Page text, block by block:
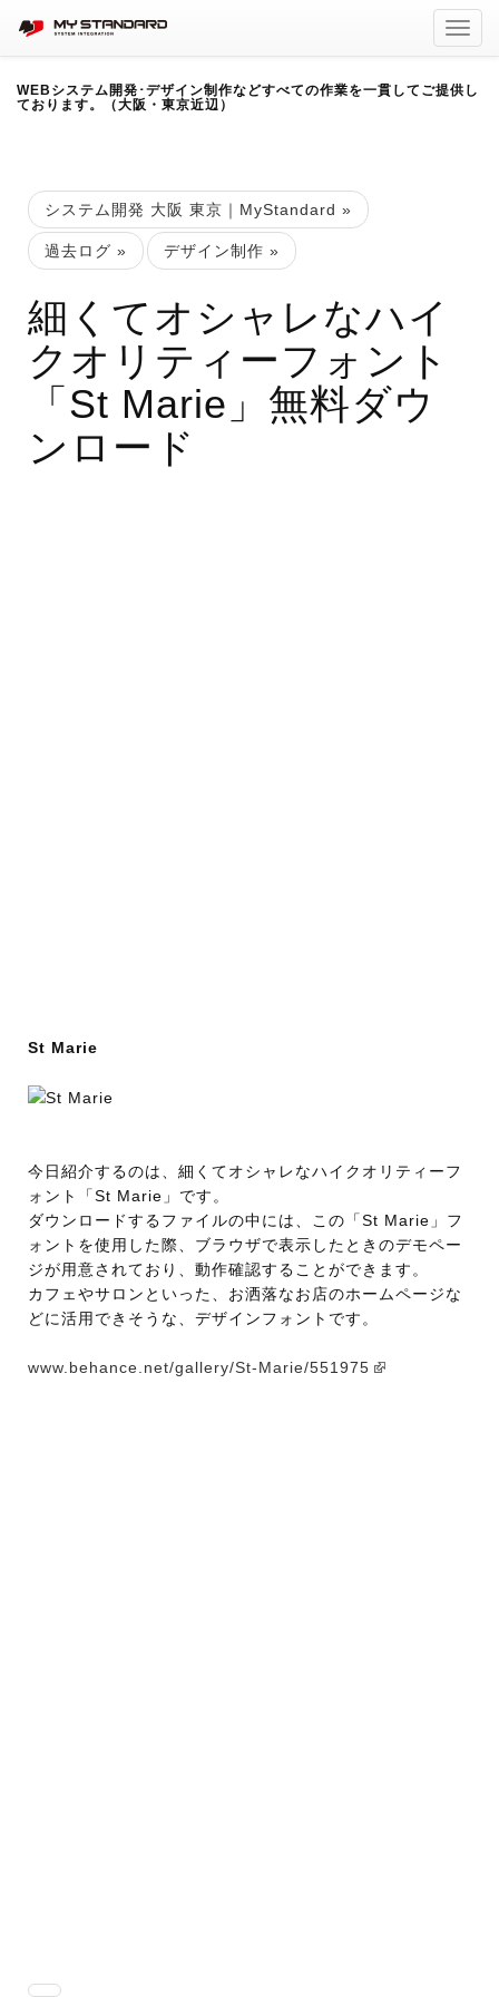
WEBシステム開発･デザイン制作などすべての作業を一貫してご提供し
ております。（大阪・東京近辺）
システム開発 大阪 東京｜MyStandard »
過去ログ » デザイン制作 »
細くてオシャレなハイ
クオリティーフォント
「St Marie」無料ダウ
ンロード
St Marie
今日紹介するのは、細くてオシャレなハイクオリティーフ
ォント「St Marie」です。
ダウンロードするファイルの中には、この「St Marie」フ
ォントを使用した際、ブラウザで表示したときのデモペー
ジが用意されており、動作確認することができます。
カフェやサロンといった、お洒落なお店のホームページな
どに活用できそうな、デザインフォントです。
www.behance.net/gallery/St-Marie/551975